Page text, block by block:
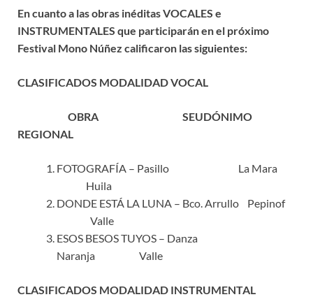
En cuanto a las obras inéditas VOCALES e
INSTRUMENTALES que participarán en el próximo
Festival Mono Núñez calificaron las siguientes:
CLASIFICADOS MODALIDAD VOCAL
OBRA SEUDÓNIMO
REGIONAL
FOTOGRAFÍA – Pasillo La Mara
Huila
DONDE ESTÁ LA LUNA – Bco. Arrullo Pepinof
Valle
ESOS BESOS TUYOS – Danza
Naranja Valle
CLASIFICADOS MODALIDAD INSTRUMENTAL